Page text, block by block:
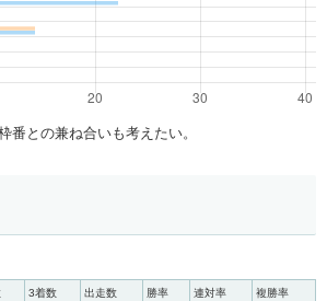
番との兼ね合いも考えたい。
3着数 出走数 勝率 連対率 複勝率